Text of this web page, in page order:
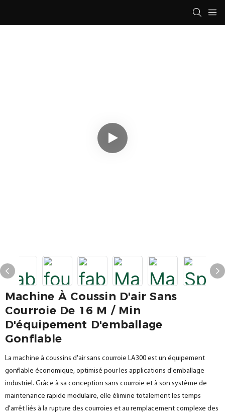
Machine À Coussin D'air Sans
Courroie De 16 M / Min
D'équipement D'emballage
Gonflable
La machine à coussins d'air sans courroie LA300 est un équipement
gonflable économique, optimisé pour les applications d'emballage
industriel. Grâce à sa conception sans courroie et à son système de
maintenance rapide modulaire, elle élimine totalement les temps
d'arrêt liés à la rupture des courroies et au remplacement complexe des